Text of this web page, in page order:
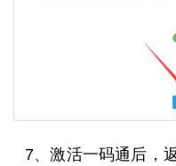
7、激活一码通后，